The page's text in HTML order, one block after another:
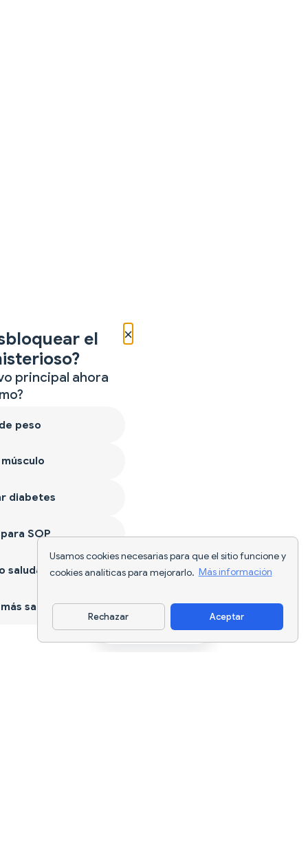
Usamos cookies necesarias para que el sitio funcione y
cookies analíticas para mejorarlo. Más información
Rechazar Aceptar
Descargar app
×
el
principal ahora
peso
diabetes
SOP
saludable
sano